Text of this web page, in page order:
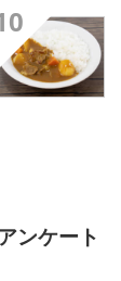
アンケート